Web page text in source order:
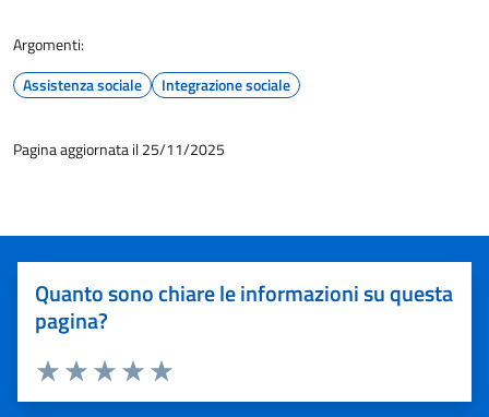
Argomenti:
Assistenza sociale
Integrazione sociale
Pagina aggiornata il 25/11/2025
Quanto sono chiare le informazioni su questa
pagina?
Valuta 5 stelle su 5
Valuta 4 stelle su 5
Valuta 3 stelle su 5
Valuta 2 stelle su 5
Valuta 1 stelle su 5